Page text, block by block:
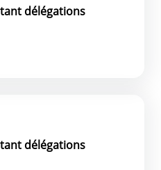
délégations
délégations